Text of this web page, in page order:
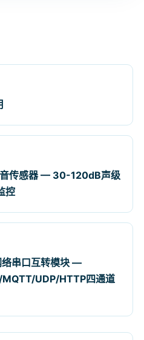
传感器 — 30-120dB声级
控
串口互转模块 —
UDP/HTTP四通道